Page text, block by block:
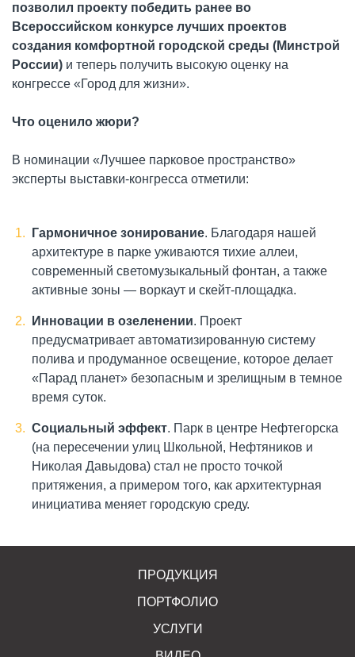
позволил проекту победить ранее во
Всероссийском конкурсе лучших проектов
создания комфортной городской среды (Минстрой
России) и теперь получить высокую оценку на
конгрессе «Город для жизни».
Что оценило жюри?
В номинации «Лучшее парковое пространство»
эксперты выставки-конгресса отметили:
Гармоничное зонирование. Благодаря нашей
архитектуре в парке уживаются тихие аллеи,
современный светомузыкальный фонтан, а также
активные зоны — воркаут и скейт-площадка.
Инновации в озеленении. Проект
предусматривает автоматизированную систему
полива и продуманное освещение, которое делает
«Парад планет» безопасным и зрелищным в темное
время суток.
Социальный эффект. Парк в центре Нефтегорска
(на пересечении улиц Школьной, Нефтяников и
Николая Давыдова) стал не просто точкой
притяжения, а примером того, как архитектурная
инициатива меняет городскую среду.
ПРОДУКЦИЯ
ПОРТФОЛИО
УСЛУГИ